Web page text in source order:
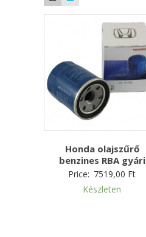
Honda olajszűrő
benzines RBA gyári
Price: 7519,00 Ft
Készleten